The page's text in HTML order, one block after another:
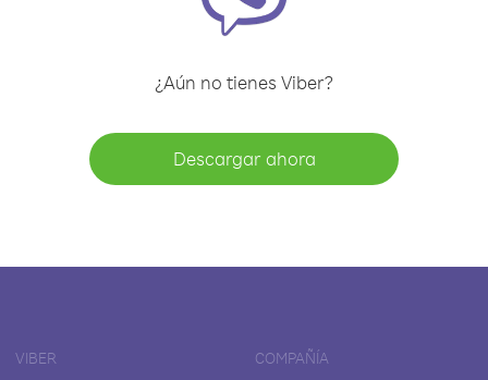
¿Aún no tienes Viber?
Descargar ahora
VIBER COMPAÑÍA